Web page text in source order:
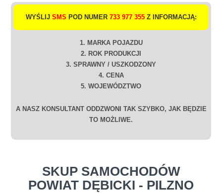
WYŚLIJ SMS POD NUMER 733 977 355Z INFORMACJĄ:
1. MARKA POJAZDU
2. ROK PRODUKCJI
3. SPRAWNY / USZKODZONY
4. CENA
5. WOJEWÓDZTWO
A NASZ KONSULTANT ODDZWONI TAK SZYBKO, JAK BĘDZIE
TO MOŻLIWE.
SKUP SAMOCHODÓW
POWIAT DĘBICKI - PILZNO